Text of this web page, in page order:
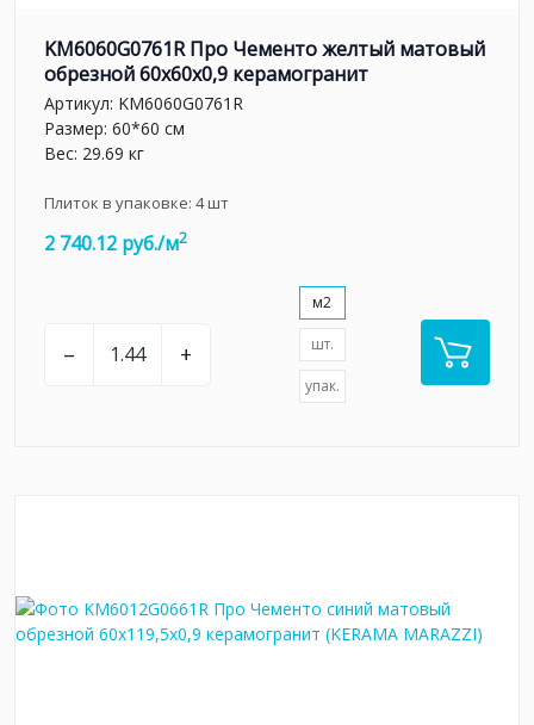
KM6060G0761R Про Чементо желтый матовый
обрезной 60х60x0,9 керамогранит
Артикул: KM6060G0761R
Размер: 60*60 см
Вес: 29.69 кг
Плиток в упаковке: 4шт
2 740.12 руб./м2
– +
м2
шт.
упак.